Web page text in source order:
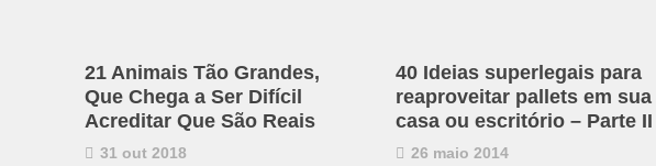
21 Animais Tão Grandes,
Que Chega a Ser Difícil
Acreditar Que São Reais
31 out 2018
40 Ideias superlegais para
reaproveitar pallets em sua
casa ou escritório – Parte II
26 maio 2014